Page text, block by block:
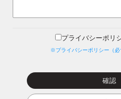
プライバシーポリ
※プライバシーポリシー（必